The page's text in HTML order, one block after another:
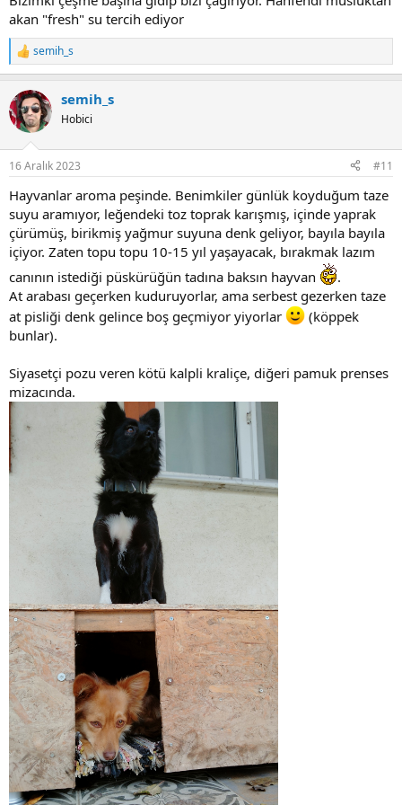
akan "fresh" su tercih ediyor
R
e
c
t
i
s
semih_s
semih_s
Hobici
16 Aralık 2023 #11
Hayvanlar aroma peşinde. Benimkiler günlük koyduğum taze
suyu aramıyor, leğendeki toz toprak karışmış, içinde yaprak
çürümüş, birikmiş yağmur suyuna denk geliyor, bayıla bayıla
içiyor. Zaten topu topu 10-15 yıl yaşayacak, bırakmak lazım
canının istediği püskürüğün tadına baksın hayvan
.
At arabası geçerken kuduruyorlar, ama serbest gezerken taze
at pisliği denk gelince boş geçmiyor yiyorlar
(köppek
bunlar).
Siyasetçi pozu veren kötü kalpli kraliçe, diğeri pamuk prenses
mizacında.